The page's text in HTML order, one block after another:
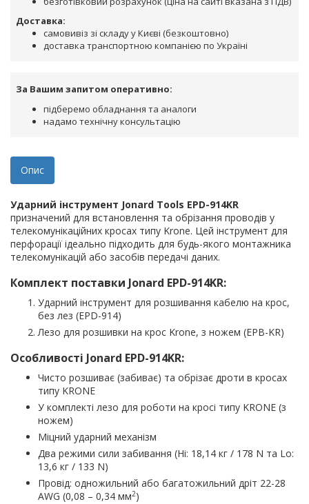
Доставка:
самовивіз зі складу у Києві (безкоштовно)
доставка транспортною компанією по Україні
За Вашим запитом оперативно:
підберемо обладнання та аналоги
надамо технічну консультацію
Опис
Ударний інструмент Jonard Tools EPD-914KR
призначений для встановлення та обрізання проводів у
телекомунікаційних кросах типу Krone. Цей інструмент для
перфорації ідеально підходить для будь-якого монтажника
телекомунікацій або засобів передачі даних.
Комплект поставки Jonard EPD-914KR:
Ударний інструмент для розшивання кабелю на крос,
без лез (EPD-914)
Лезо для розшивки на крос Krone, з ножем (EPB-KR)
Особливості Jonard EPD-914KR:
Чисто розшиває (забиває) та обрізає дроти в кросах
типу KRONE
У комплекті лезо для роботи на кросі типу KRONE (з
ножем)
Міцний ударний механізм
Два режими сили забивання (Hi: 18,14 кг / 178 N та Lo:
13,6 кг / 133 N)
Провід: одножильний або багатожильний дріт 22-28
AWG (0,08 – 0,34 мм2)